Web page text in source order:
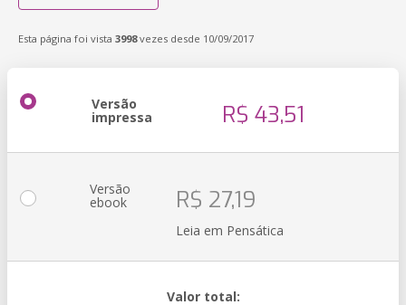
Esta página foi vista 3998vezes desde 10/09/2017
Versão
impressa R$ 43,51
Versão
ebook R$ 27,19
Leia em Pensática
Valor total: